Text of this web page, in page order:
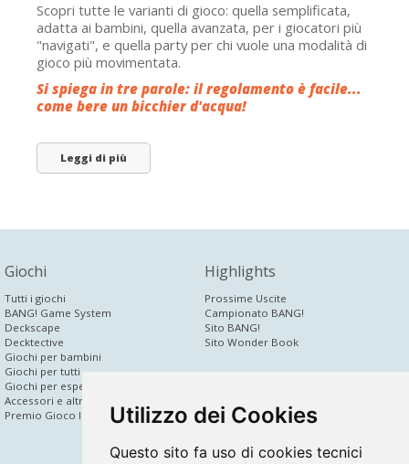
Utilizzo dei Cookies
Questo sito fa uso di cookies tecnici
Scopri tutte le varianti di gioco: quella semplificata,
adatta ai bambini, quella avanzata, per i giocatori più
"navigati", e quella party per chi vuole una modalità di
gioco più movimentata.
Si spiega in tre parole: il regolamento è facile...
come bere un bicchier d'acqua!
Leggi di più
Giochi
Tutti i giochi
BANG! Game System
Deckscape
Decktective
Giochi per bambini
Giochi per tutti
Giochi per esperti
Accessori e altri prodotti
Premio Gioco Inedito
Highlights
Prossime Uscite
Campionato BANG!
Sito BANG!
Sito Wonder Book
dV Corporate
News
Chi siamo
Gioco inedito